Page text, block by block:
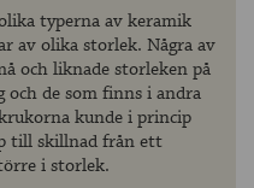
typerna av keramik
av olika storlek. Några av
och liknade storleken på
och de som finns i andra
kunde i princip
till skillnad från ett
i storlek.